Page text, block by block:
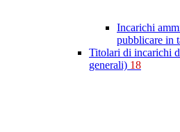
Incarichi
pubblicare in
Titolari di incarichi
generali) 18